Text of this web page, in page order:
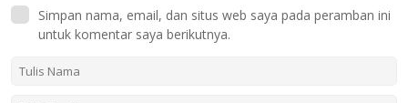
Simpan nama, email, dan situs web saya pada peramban ini
untuk komentar saya berikutnya.